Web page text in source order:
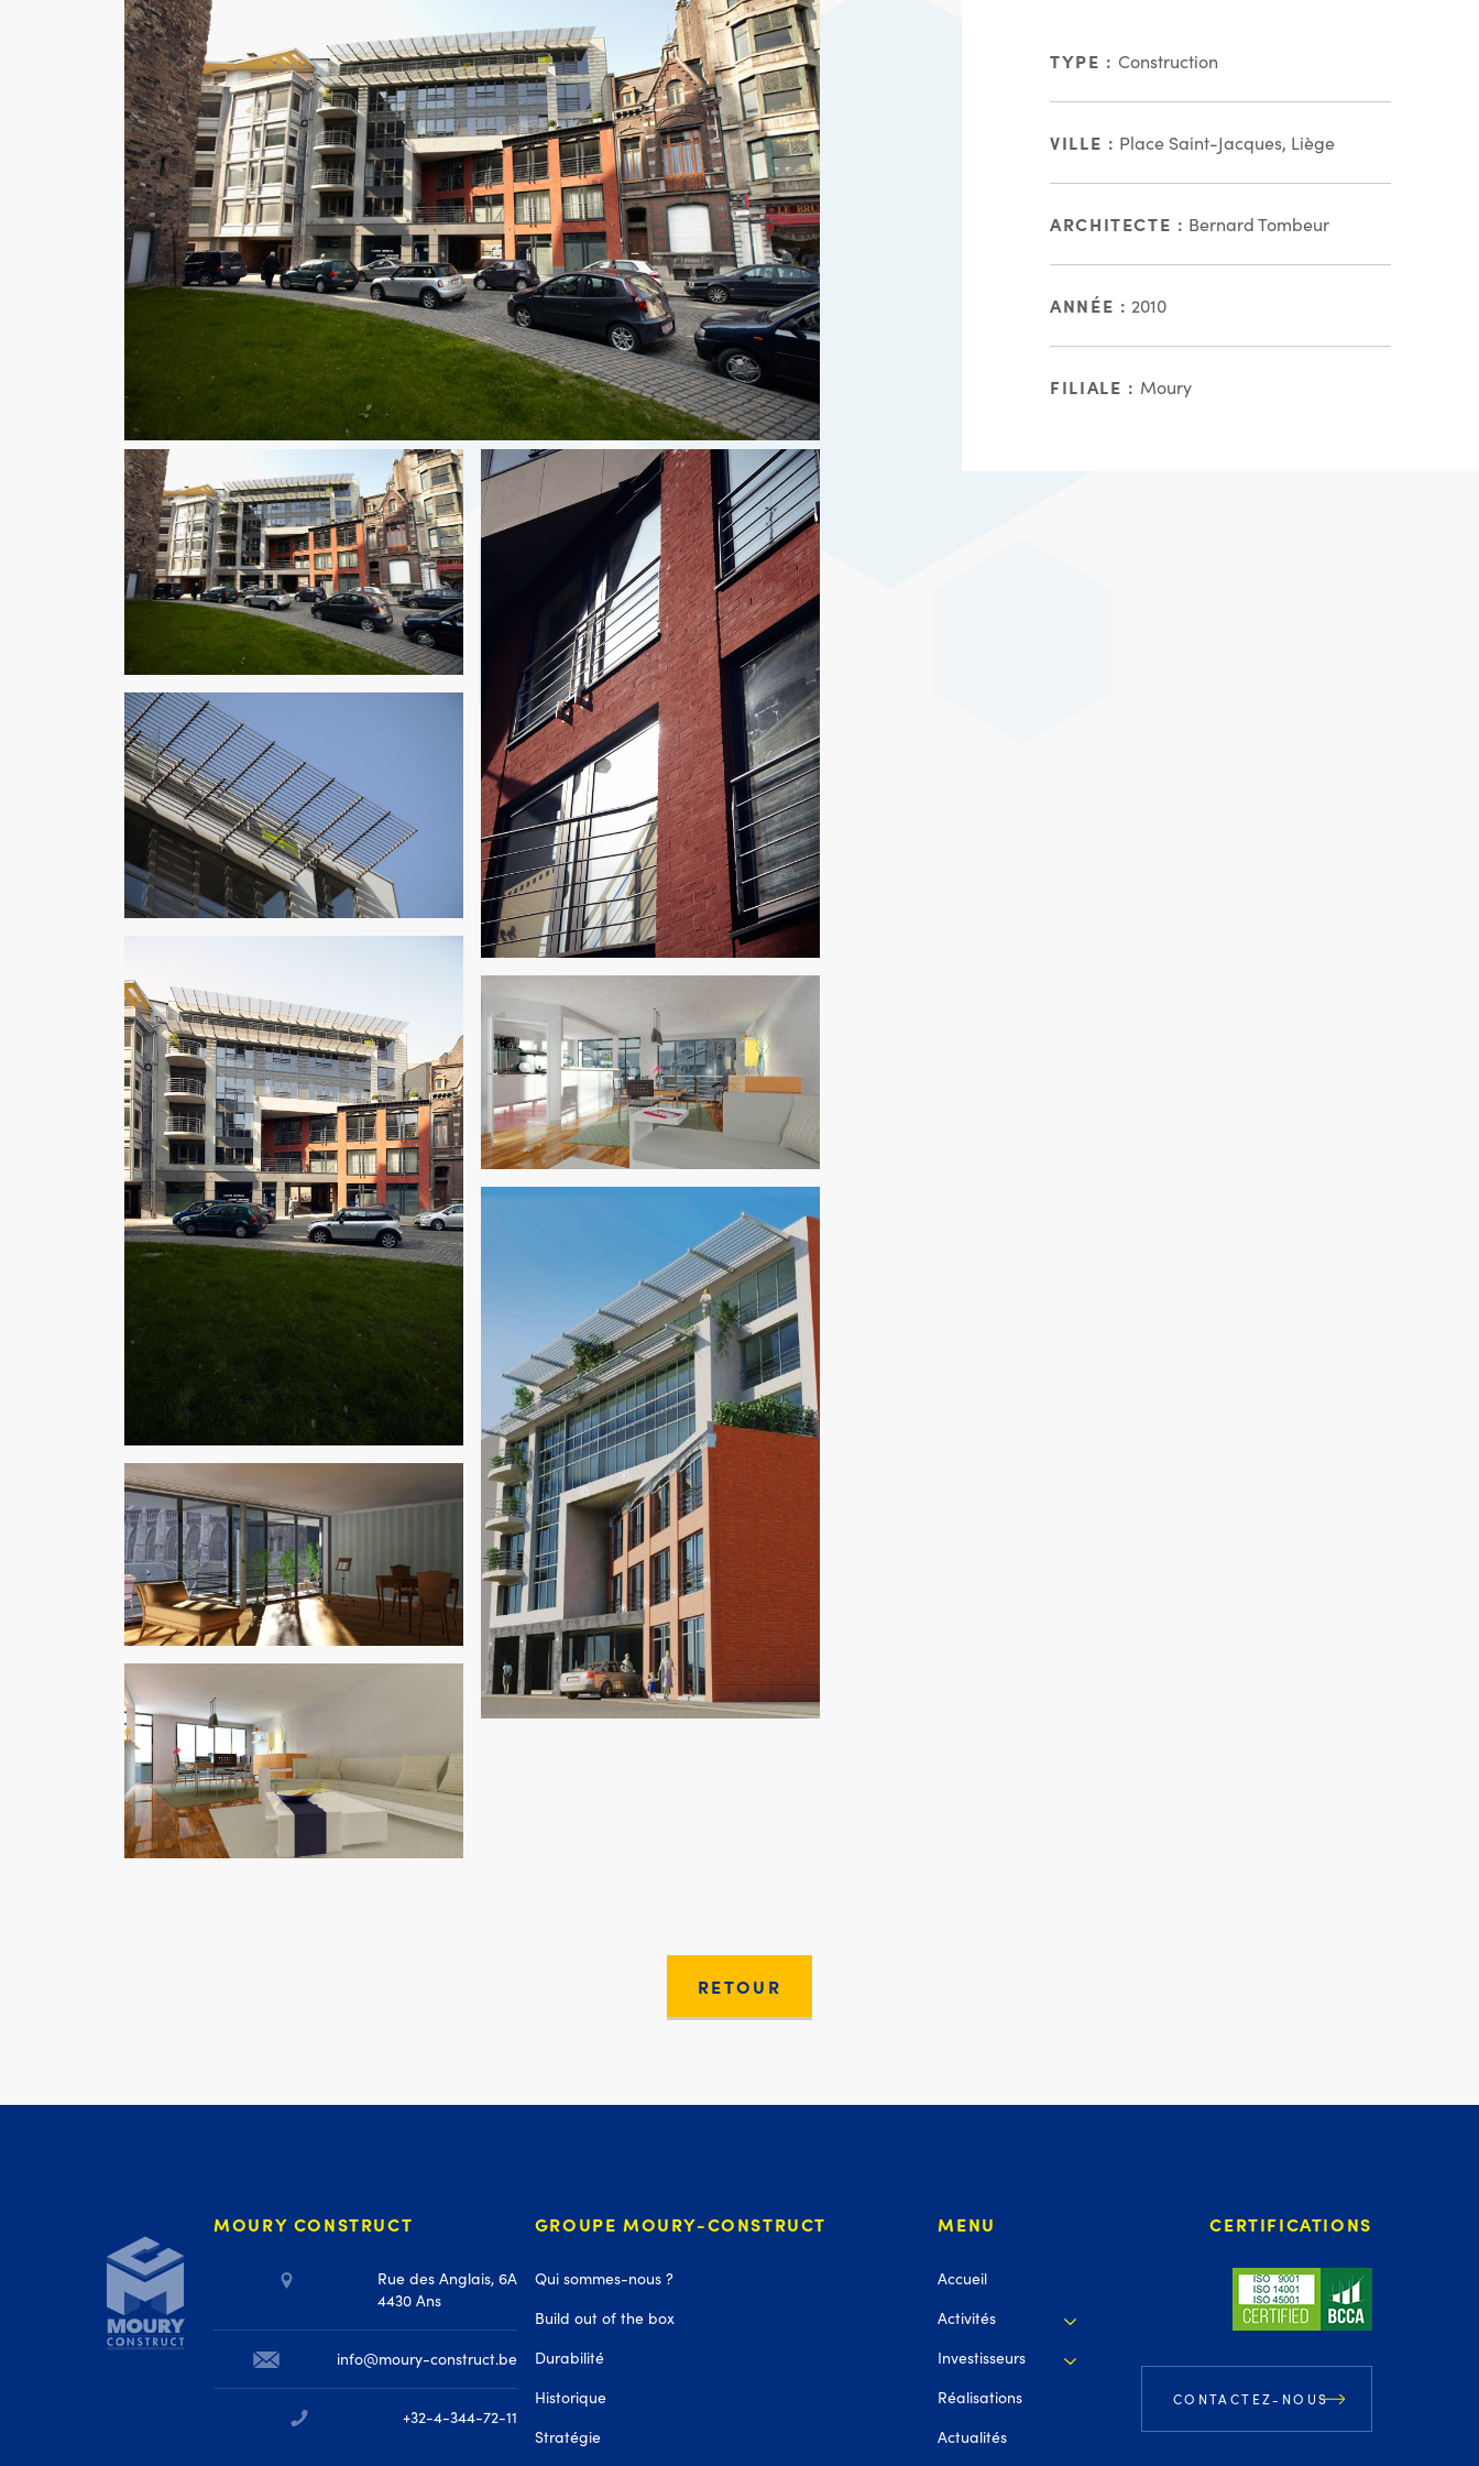
TYPE : Construction
VILLE : Place Saint-Jacques, Liège
ARCHITECTE : Bernard Tombeur
ANNÉE : 2010
FILIALE : Moury
RETOUR
Moury ConstructMOURY CONSTRUCT
Rue des Anglais, 6A
4430 Ans
info@moury-construct.be
+32-4-344-72-11
GROUPE MOURY-CONSTRUCT
Qui sommes-nous ?
Build out of the box
Durabilité
Historique
Stratégie
MENU
Accueil
Activités
Investisseurs
Réalisations
Actualités
CERTIFICATIONS
CONTACTEZ-NOUS